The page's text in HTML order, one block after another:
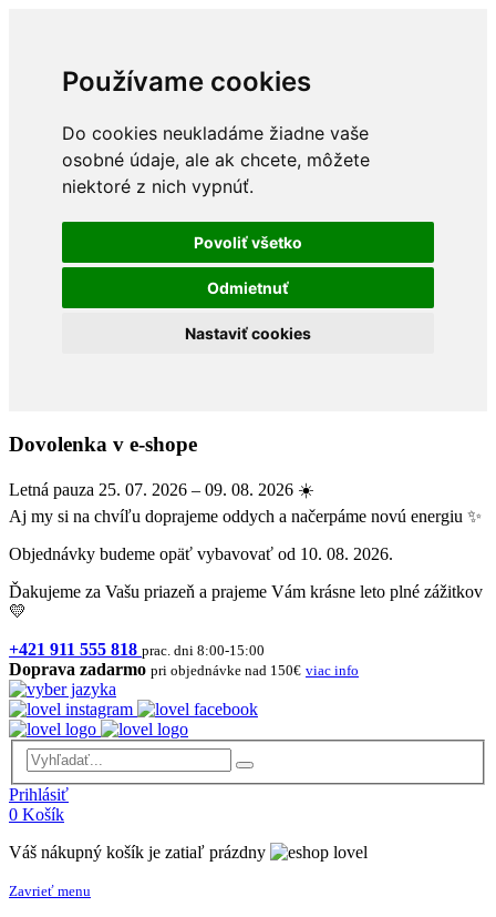
Používame cookies
Do cookies neukladáme žiadne vaše
osobné údaje, ale ak chcete, môžete
niektoré z nich vypnúť.
Povoliť všetko
Odmietnuť
Nastaviť cookies
Dovolenka v e-shope
Letná pauza 25. 07. 2026 – 09. 08. 2026 ☀️
Aj my si na chvíľu doprajeme oddych a načerpáme novú energiu ✨
Objednávky budeme opäť vybavovať od 10. 08. 2026.
Ďakujeme za Vašu priazeň a prajeme Vám krásne leto plné zážitkov
💛
+421 911 555 818 prac. dni 8:00-15:00
Doprava zadarmo pri objednávke nad 150€ viac info
Prihlásiť
0 Košík
Váš nákupný košík je zatiaľ prázdny
Zavrieť menu